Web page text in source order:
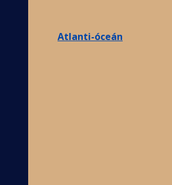
Atlanti-óceán